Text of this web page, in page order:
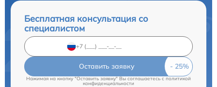
Бесплатная консультация со
специалистом
Оставить заявку
Нажимая на кнопку "Оставить заявку" Вы соглашаетесь cполитикой
конфиденциальности